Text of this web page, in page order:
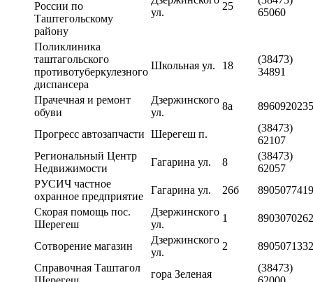
России по
Таштегольскому
району
ул.
25
65060
Поликлиника
таштагольского
противотуберкулезного
диспансера
Школьная ул. 18
(38473)
34891
Прачечная и ремонт
обуви
Дзержинского
ул.
8а
Прогресс автозапчасти Шерегеш п.
(38473)
62107
Региональный Центр
Недвижимости
Гагарина ул. 8
(38473)
62057
РУСИЧ частное
охранное предприятие
Гагарина ул. 26б
Скорая помощь пос.
Шерегеш
Дзержинского
ул.
1
Сотворение магазин
Дзержинского
ул.
2
Справочная Таштагол
гора Зеленая
(38473)